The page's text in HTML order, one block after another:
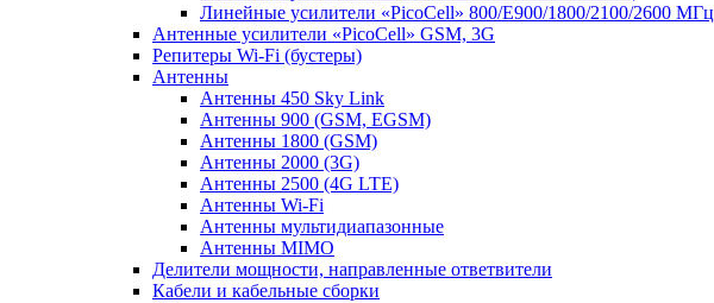
Линейные усилители «PicoCell» 800/E900/1800/2100/2600 МГц
Антенные усилители «PicoCell» GSM, 3G
Репитеры Wi-Fi (бустеры)
Антенны
Антенны 450 Sky Link
Антенны 900 (GSM, EGSM)
Антенны 1800 (GSM)
Антенны 2000 (3G)
Антенны 2500 (4G LTE)
Антенны Wi-Fi
Антенны мультидиапазонные
Антенны MIMO
Делители мощности, направленные ответвители
Кабели и кабельные сборки